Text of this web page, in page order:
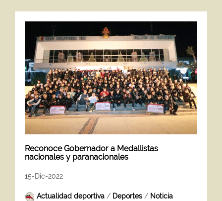
Reconoce Gobernador a Medallistas
nacionales y paranacionales
15-Dic-2022
Actualidad deportiva / Deportes / Noticia